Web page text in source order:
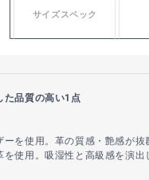
サイズスペック
た品質の高い1点
を使用。革の質感・艶感が抜
使用。吸湿性と高級感を演出